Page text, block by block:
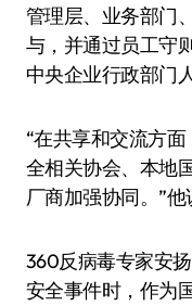
管理层、业务部门
与，并通过员工守
中央企业行政部门
“在共享和交流方
全相关协会、本地
厂商加强协同。”他
360反病毒专家安
安全事件时，作为